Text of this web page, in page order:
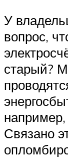
У
вопрос,
старый?
Связано